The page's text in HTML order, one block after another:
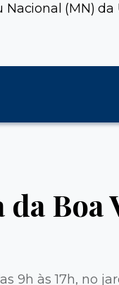
(MN)
Boa
9h às 17h, no